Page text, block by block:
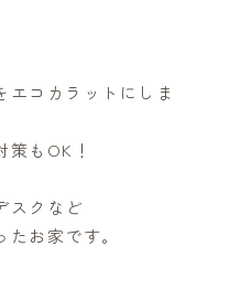
エコカラットにしま
もOK！
スクなど
お家です。